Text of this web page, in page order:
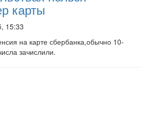
карты
15:33
на карте сбербанка,обычно 10-
зачислили.